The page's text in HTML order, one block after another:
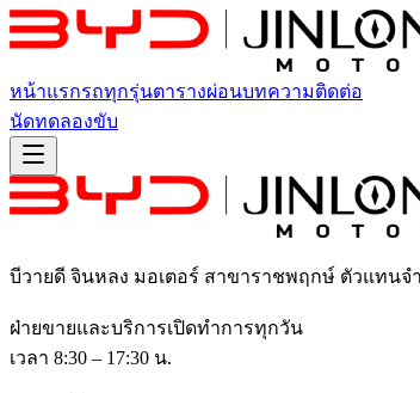
หน้าแรกรถทุกรุ่นตารางผ่อนบทความติดต่อ
นัดทดลองขับ
บีวายดี จินหลง มอเตอร์ สาขาราชพฤกษ์ ตัวแทนจ
ฝ่ายขายและบริการเปิดทำการทุกวัน
เวลา 8:30 – 17:30 น.